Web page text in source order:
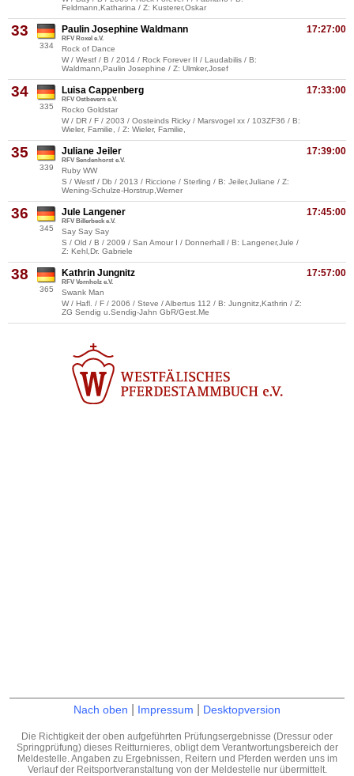
Feldmann,Katharina / Z: Kusterer,Oskar
33
334
17:27:00
Paulin Josephine Waldmann
RFV Roxel e.V.
Rock of Dance
W / Westf / B / 2014 / Rock Forever II / Laudabilis / B:
Waldmann,Paulin Josephine / Z: Ulmker,Josef
34
335
17:33:00
Luisa Cappenberg
RFV Ostbevern e.V.
Rocko Goldstar
W / DR / F / 2003 / Oosteinds Ricky / Marsvogel xx / 103ZF36 / B:
Wieler, Familie, / Z: Wieler, Familie,
35
339
17:39:00
Juliane Jeiler
RFV Sendenhorst e.V.
Ruby WW
S / Westf / Db / 2013 / Riccione / Sterling / B: Jeiler,Juliane / Z:
Wening-Schulze-Horstrup,Werner
36
345
17:45:00
Jule Langener
RFV Billerbeck e.V.
Say Say Say
S / Old / B / 2009 / San Amour I / Donnerhall / B: Langener,Jule /
Z: Kehl,Dr. Gabriele
38
365
17:57:00
Kathrin Jungnitz
RFV Vornholz e.V.
Swank Man
W / Hafl. / F / 2006 / Steve / Albertus 112 / B: Jungnitz,Kathrin / Z:
ZG Sendig u.Sendig-Jahn GbR/Gest.Me
Nach oben Impressum Desktopversion
Die Richtigkeit der oben aufgeführten Prüfungsergebnisse (Dressur oder
Springprüfung) dieses Reitturnieres, obligt dem Verantwortungsbereich der
Meldestelle. Angaben zu Ergebnissen, Reitern und Pferden werden uns im
Verlauf der Reitsportveranstaltung von der Meldestelle nur übermittelt.